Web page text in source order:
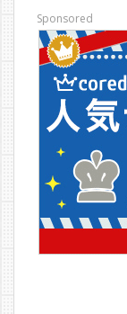
Sponsored